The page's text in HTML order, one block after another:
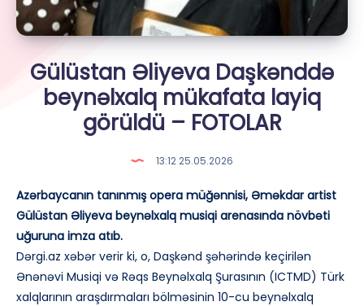
Gülüstan Əliyeva Daşkənddə
beynəlxalq mükafata layiq
görüldü – FOTOLAR
13:12 25.05.2026
Azərbaycanın tanınmış opera müğənnisi, Əməkdar artist
Gülüstan Əliyeva beynəlxalq musiqi arenasında növbəti
uğuruna imza atıb.
Dərgi.az xəbər verir ki, o, Daşkənd şəhərində keçirilən
Ənənəvi Musiqi və Rəqs Beynəlxalq Şurasının (ICTMD) Türk
xalqlarının araşdırmaları bölməsinin 10-cu beynəlxalq